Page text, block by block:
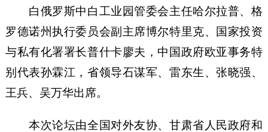
白俄罗斯中白工业园管委会主任哈尔拉普、格
罗德诺州执行委员会副主席博尔特里克、国家投资
与私有化署署长普什卡廖夫，中国政府欧亚事务特
别代表孙霖江，省领导石谋军、雷东生、张晓强、
王兵、吴万华出席。
本次论坛由全国对外友协、甘肃省人民政府和